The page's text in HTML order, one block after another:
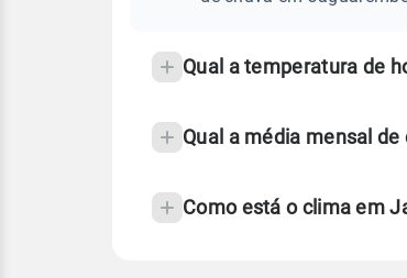
JAGUAREMBÉ
temperatura
Qual a temperatura de
Qual a média mensal de
Como está o clima em